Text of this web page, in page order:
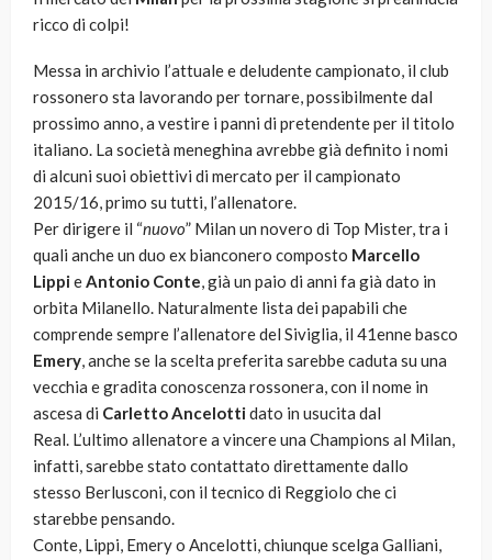
ricco di colpi!
Messa in archivio l’attuale e deludente campionato, il club
rossonero sta lavorando per tornare, possibilmente dal
prossimo anno, a vestire i panni di pretendente per il titolo
italiano. La società meneghina avrebbe già definito i nomi
di alcuni suoi obiettivi di mercato per il campionato
2015/16, primo su tutti, l’allenatore.
Per dirigere il “nuovo” Milan un novero di Top Mister, tra i
quali anche un duo ex bianconero composto Marcello
LippieAntonio Conte, già un paio di anni fa già dato in
orbita Milanello. Naturalmente lista dei papabili che
comprende sempre l’allenatore del Siviglia, il 41enne basco
Emery, anche se la scelta preferita sarebbe caduta su una
vecchia e gradita conoscenza rossonera, con il nome in
ascesa di Carletto Ancelottidato in usucita dal
Real. L’ultimo allenatore a vincere una Champions al Milan,
infatti, sarebbe stato contattato direttamente dallo
stesso Berlusconi, con il tecnico di Reggiolo che ci
starebbe pensando.
Conte, Lippi, Emery o Ancelotti, chiunque scelga Galliani,